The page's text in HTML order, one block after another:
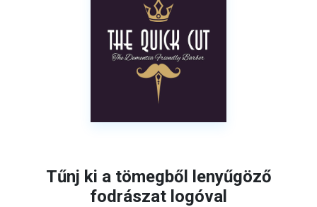
Tűnj ki a tömegből lenyűgöző
fodrászat logóval